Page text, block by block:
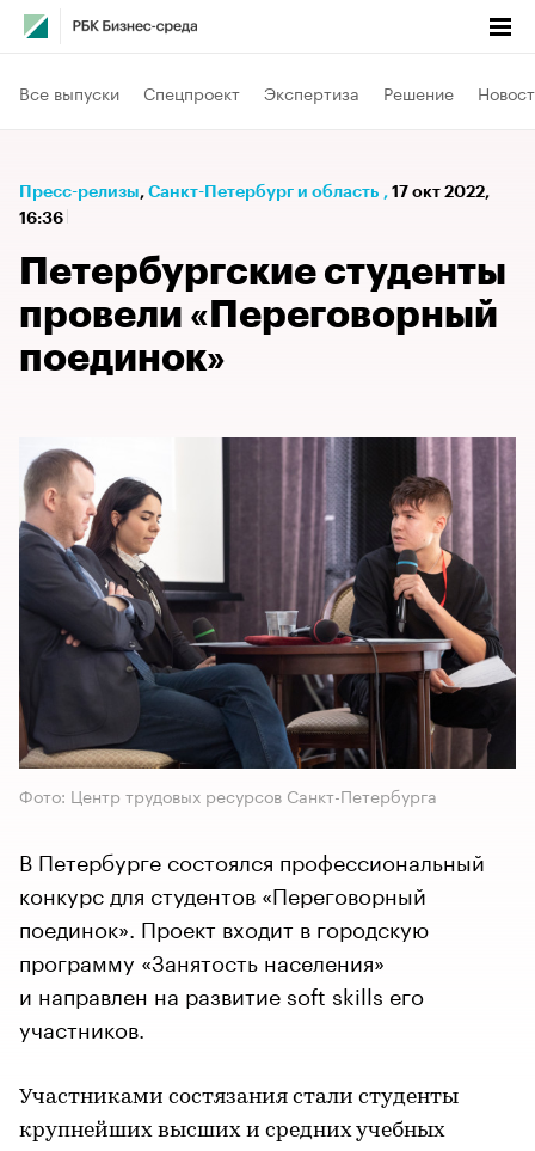
Все выпуски Спецпроект Экспертиза Решение
Пресс-релизы⁠, Санкт-Петербург и область , 17 окт 2022,
16:36
Петербургские студенты
провели «Переговорный
поединок»
Фото: Центр трудовых ресурсов Санкт-Петербурга
В Петербурге состоялся профессиональный
конкурс для студентов «Переговорный
поединок». Проект входит в городскую
программу «Занятость населения»
и направлен на развитие soft skills его
участников.
Участниками состязания стали студенты
крупнейших высших и средних учебных